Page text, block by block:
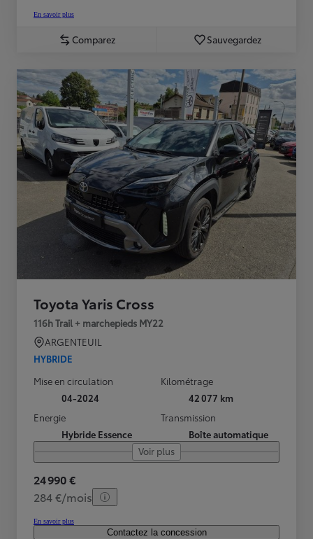
En savoir plus
Comparez Sauvegardez
Toyota Yaris Cross
116h Trail + marchepieds MY22
ARGENTEUIL
HYBRIDE
Mise en circulation
04-2024
Kilométrage
42 077 km
Energie
Hybride Essence
Transmission
Boîte automatique
Voir plus
24 990 €
284 €/mois
En savoir plus
Contactez la concession